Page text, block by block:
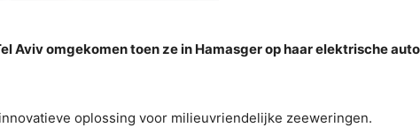
Aviv omgekomen toen ze in Hamasger op haar elektrische
oplossing voor milieuvriendelijke zeeweringen.